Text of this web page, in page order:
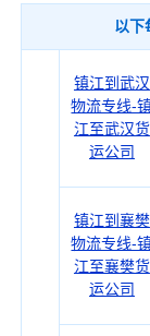
以下
镇江到武汉
物流专线-
江至武汉货
运公司
镇江到襄樊
物流专线-
江至襄樊货
运公司